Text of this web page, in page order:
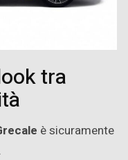
tra
è sicuramente
.